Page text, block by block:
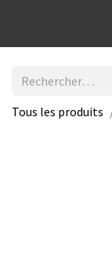
Tous les produits